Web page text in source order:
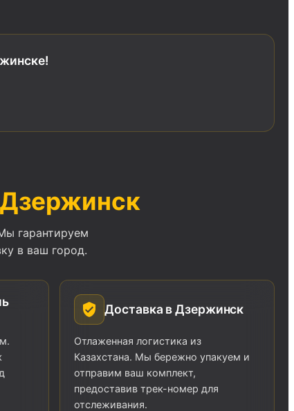
гарантируем
в ваш город.
Доставка в Дзержинск
Отлаженная логистика из
Казахстана. Мы бережно упакуем и
отправим ваш комплект,
предоставив трек-номер для
отслеживания.